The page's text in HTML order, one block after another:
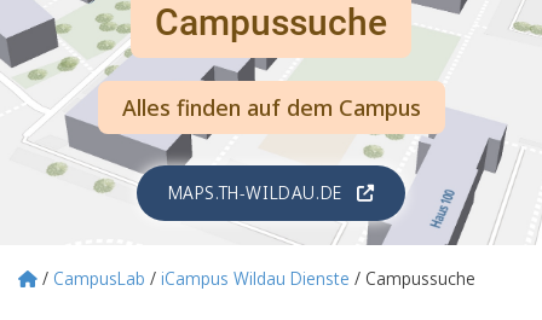
Campussuche
Alles finden auf dem Campus
MAPS.TH-WILDAU.DE
Pfadnavigation
CampusLab iCampus Wildau Dienste Campussuche